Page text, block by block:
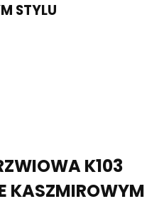
STYLU
K103
KASZMIROWYM